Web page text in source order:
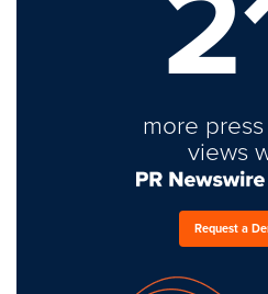
more
views
Request a